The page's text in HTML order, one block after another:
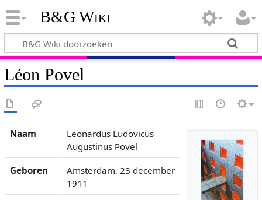
B&G Wiki
Léon Povel
Naam
Leonardus Ludovicus
Augustinus Povel
Geboren
Amsterdam, 23 december
1911